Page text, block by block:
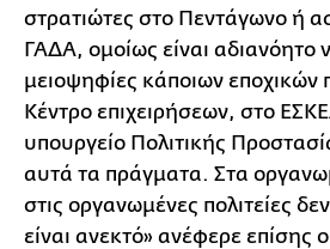
στρατιώτες στο Πεντάγωνο ή
ΓΑΔΑ, ομοίως είναι αδιανόητο
μειοψηφίες κάποιων
Κέντρο επιχειρήσεων, στο
υπουργείο Πολιτικής
αυτά τα πράγματα. Στα
στις οργανωμένες πολιτείες
είναι ανεκτό» ανέφερε επίσης